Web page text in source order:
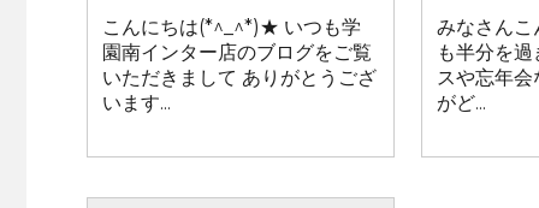
こんにちは(*^_^*)★ いつも学
園南インター店のブログをご覧
いただきまして ありがとうござ
います...
みなさんこ
も半分を
スや忘年
がど...